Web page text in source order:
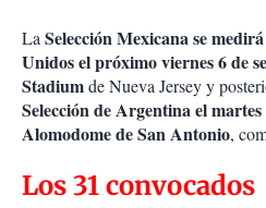
LaSelección Mexicana se
Unidos el próximo viernes 6 de
Stadiumde Nueva Jersey y
Selección de Argentina el
Alomodome de San Antonio,
Los 31 convocados